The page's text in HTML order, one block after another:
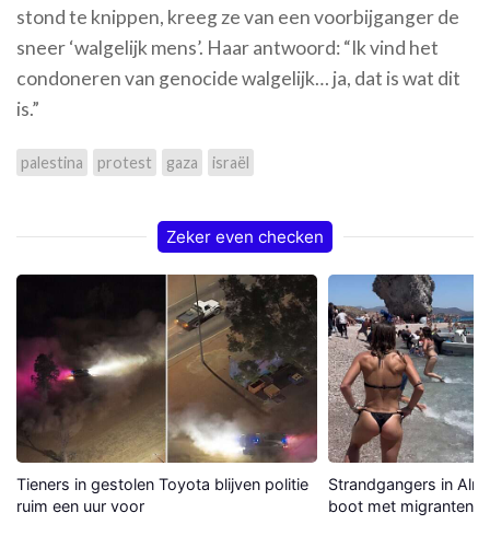
stond te knippen, kreeg ze van een voorbijganger de
sneer ‘walgelijk mens’. Haar antwoord: “Ik vind het
condoneren van genocide walgelijk… ja, dat is wat dit
is.”
palestina protest gaza israël
Zeker even checken
Tieners in gestolen Toyota blijven politie
ruim een uur voor
Strandgangers in
boot met migranten